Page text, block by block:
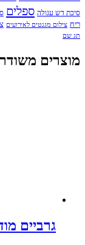
סיכת דש עגולה ספלים
ריח צילום מגנטים לאירועים
תג שם
מוצרים
גרביים